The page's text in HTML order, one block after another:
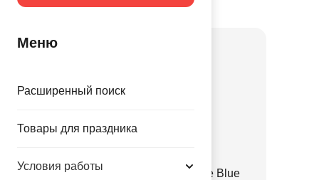
Меню
Расширенный поиск
Товары для праздника
Условия работы
Товар из коллекцииГолубая
Е 12" Пастель Retro Haze Blue